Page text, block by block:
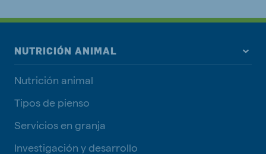
NUTRICIÓN ANIMAL
Nutrición animal
Tipos de pienso
Servicios en granja
Investigación y desarrollo